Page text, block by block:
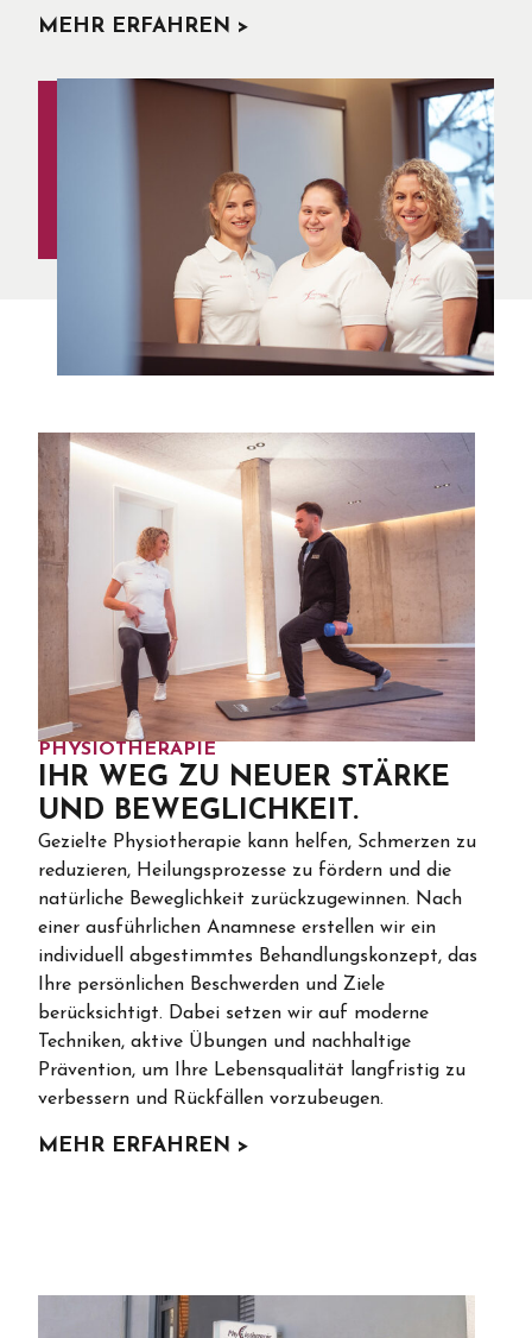
MEHR ERFAHREN >
PHYSIOTHERAPIE
IHR WEG ZU NEUER STÄRKE
UND BEWEGLICHKEIT.
Gezielte Physiotherapie kann helfen, Schmerzen zu
reduzieren, Heilungsprozesse zu fördern und die
natürliche Beweglichkeit zurückzugewinnen. Nach
einer ausführlichen Anamnese erstellen wir ein
individuell abgestimmtes Behandlungskonzept, das
Ihre persönlichen Beschwerden und Ziele
berücksichtigt. Dabei setzen wir auf moderne
Techniken, aktive Übungen und nachhaltige
Prävention, um Ihre Lebensqualität langfristig zu
verbessern und Rückfällen vorzubeugen.
MEHR ERFAHREN >